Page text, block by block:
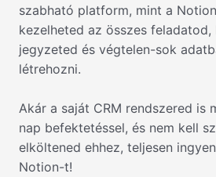
szabható platform, mint a
kezelheted az összes feladatod,
jegyzeted és végtelen-sok
létrehozni.
Akár a saját CRM rendszered is
nap befektetéssel, és nem kell
elköltened ehhez, teljesen
Notion-t!